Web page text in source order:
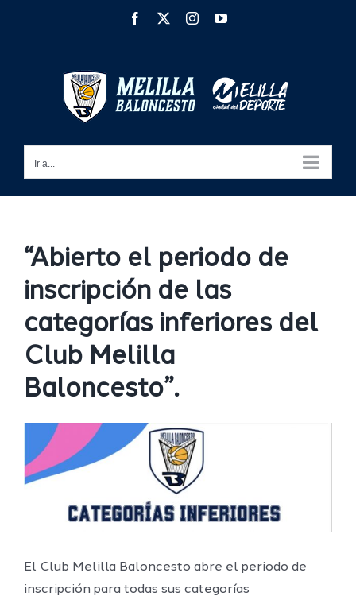
Facebook InstagramYouTube
Ir a...
“Abierto el periodo de
inscripción de las
categorías inferiores del
Club Melilla
Baloncesto”.
imagen
más
El Club Melilla Baloncesto abre el periodo de
inscripción para todas sus categorías